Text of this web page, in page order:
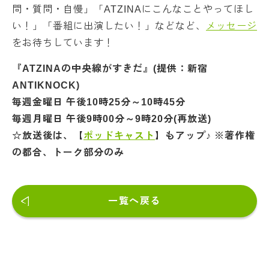
問・質問・自慢」「ATZINAにこんなことやってほし
い！」「番組に出演したい！」などなど、
メッセージ
をお待ちしています！
『ATZINAの中央線がすきだ』(提供：新宿
ANTIKNOCK)
毎週金曜日 午後10時25分～10時45分
毎週月曜日 午後9時00分～9時20分(再放送)
☆放送後は、【ポッドキャスト 】もアップ♪ ※著作権
の都合、トーク部分のみ
一覧へ戻る